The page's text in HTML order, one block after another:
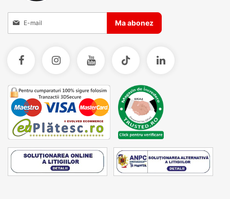
Inscrieti-va la Buletinele noastre informative
Ma abonez